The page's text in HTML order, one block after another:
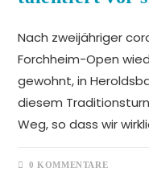
Nach zweijähriger
Forchheim-Open
gewohnt, in
diesem
Weg, so dass wir
0 KOMMENTARE